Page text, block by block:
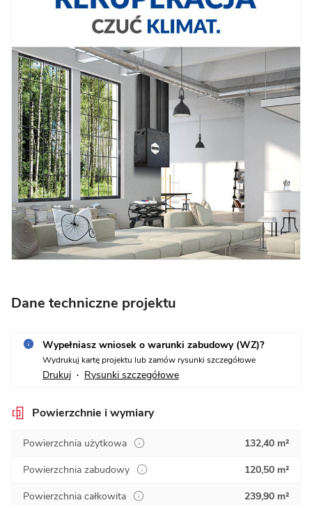
Dane techniczne projektu
Wypełniasz wniosek o warunki zabudowy (WZ)?
Wydrukuj kartę projektu lub zamów rysunki szczegółowe
Drukuj • Rysunki szczegółowe
Powierzchnie i wymiary
Powierzchnia użytkowa
132,40 m²
Powierzchnia zabudowy
120,50 m²
Powierzchnia całkowita
239,90 m²